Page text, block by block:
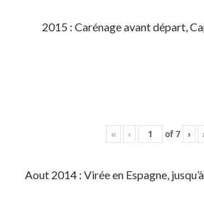
2015 : Carénage avant départ,
« ‹ of7 ›
Aout 2014 : Virée en Espagne,